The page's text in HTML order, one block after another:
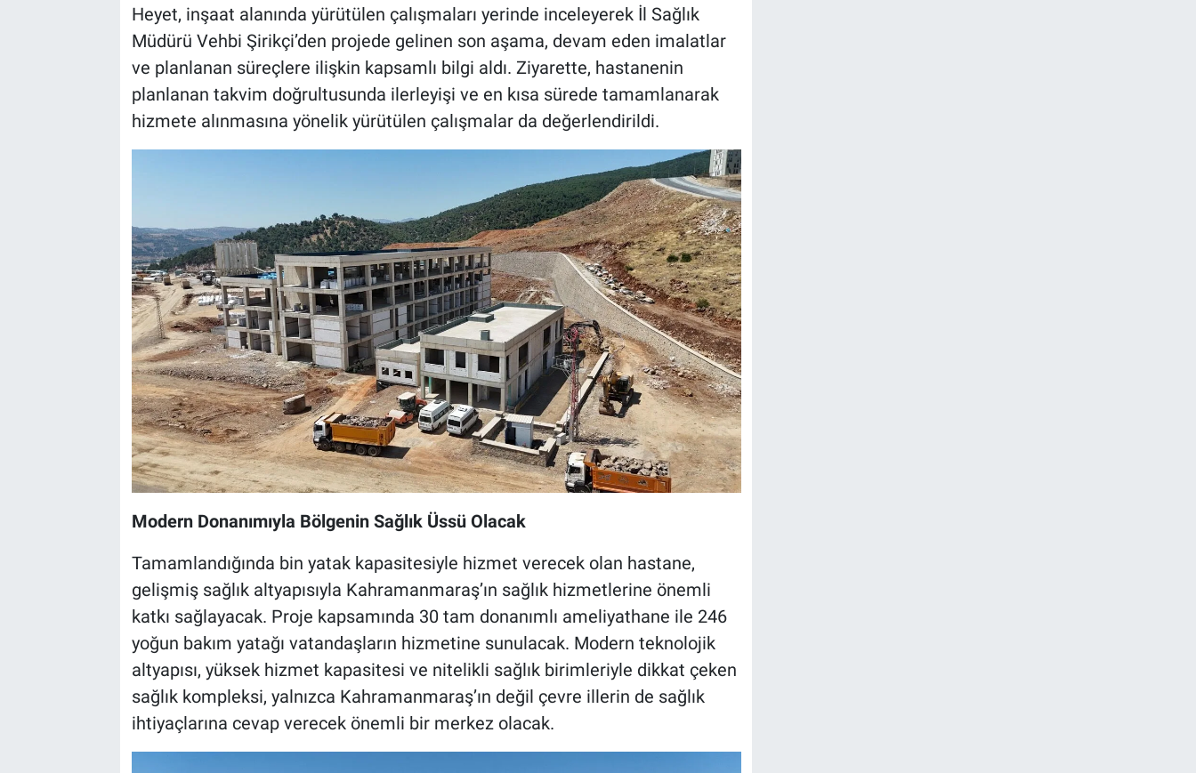
Heyet, inşaat alanında yürütülen çalışmaları yerinde inceleyerek İl Sağlık
Müdürü Vehbi Şirikçi’den projede gelinen son aşama, devam eden imalatlar
ve planlanan süreçlere ilişkin kapsamlı bilgi aldı. Ziyarette, hastanenin
planlanan takvim doğrultusunda ilerleyişi ve en kısa sürede tamamlanarak
hizmete alınmasına yönelik yürütülen çalışmalar da değerlendirildi.
Modern Donanımıyla Bölgenin Sağlık Üssü Olacak
Tamamlandığında bin yatak kapasitesiyle hizmet verecek olan hastane,
gelişmiş sağlık altyapısıyla Kahramanmaraş’ın sağlık hizmetlerine önemli
katkı sağlayacak. Proje kapsamında 30 tam donanımlı ameliyathane ile 246
yoğun bakım yatağı vatandaşların hizmetine sunulacak. Modern teknolojik
altyapısı, yüksek hizmet kapasitesi ve nitelikli sağlık birimleriyle dikkat çeken
sağlık kompleksi, yalnızca Kahramanmaraş’ın değil çevre illerin de sağlık
ihtiyaçlarına cevap verecek önemli bir merkez olacak.